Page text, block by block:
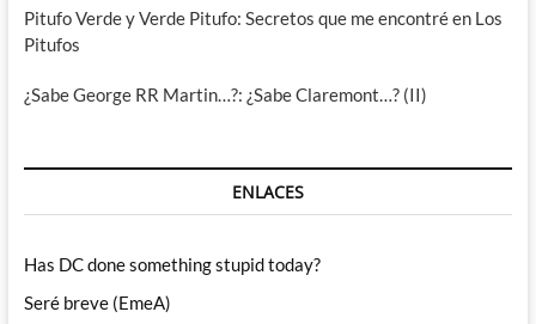
Pitufo Verde y Verde Pitufo: Secretos que me encontré en Los
Pitufos
¿Sabe George RR Martin…?: ¿Sabe Claremont…? (II)
ENLACES
Has DC done something stupid today?
Seré breve (EmeA)